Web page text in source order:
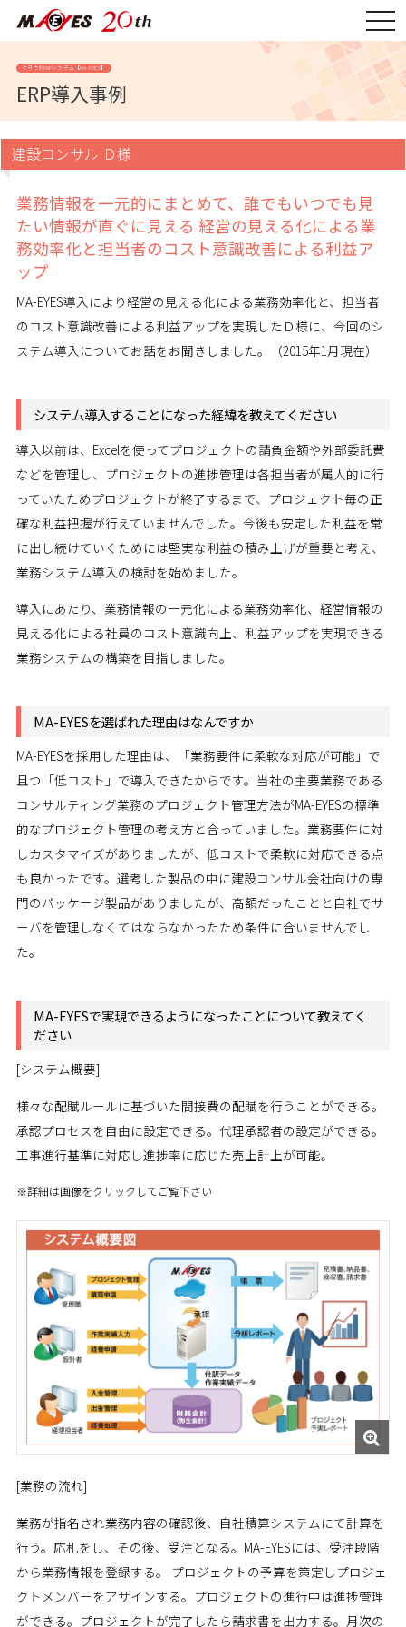
クラウドERPシステム【MA-EYES】
ERP導入事例
建設コンサル Ｄ様
業務情報を一元的にまとめて、誰でもいつでも見
たい情報が直ぐに見える 経営の見える化による業
務効率化と担当者のコスト意識改善による利益ア
ップ
MA-EYES導入により経営の見える化による業務効率化と、担当者
のコスト意識改善による利益アップを実現したＤ様に、今回のシ
ステム導入についてお話をお聞きしました。（2015年1月現在）
システム導入することになった経緯を教えてください
導入以前は、Excelを使ってプロジェクトの請負金額や外部委託費
などを管理し、プロジェクトの進捗管理は各担当者が属人的に行
っていたためプロジェクトが終了するまで、プロジェクト毎の正
確な利益把握が行えていませんでした。今後も安定した利益を常
に出し続けていくためには堅実な利益の積み上げが重要と考え、
業務システム導入の検討を始めました。
導入にあたり、業務情報の一元化による業務効率化、経営情報の
見える化による社員のコスト意識向上、利益アップを実現できる
業務システムの構築を目指しました。
MA-EYESを選ばれた理由はなんですか
MA-EYESを採用した理由は、「業務要件に柔軟な対応が可能」で
且つ「低コスト」で導入できたからです。当社の主要業務である
コンサルティング業務のプロジェクト管理方法がMA-EYESの標準
的なプロジェクト管理の考え方と合っていました。業務要件に対
しカスタマイズがありましたが、低コストで柔軟に対応できる点
も良かったです。選考した製品の中に建設コンサル会社向けの専
門のパッケージ製品がありましたが、高額だったことと自社でサ
ーバを管理しなくてはならなかったため条件に合いませんでし
た。
MA-EYESで実現できるようになったことについて教えてく
ださい
[システム概要]
様々な配賦ルールに基づいた間接費の配賦を行うことができる。
承認プロセスを自由に設定できる。代理承認者の設定ができる。
工事進行基準に対応し進捗率に応じた売上計上が可能。
※詳細は画像をクリックしてご覧下さい
[業務の流れ]
業務が指名され業務内容の確認後、自社積算システムにて計算を
行う。応札をし、その後、受注となる。MA-EYESには、受注段階
から業務情報を登録する。 プロジェクトの予算を策定しプロジェ
クトメンバーをアサインする。プロジェクトの進行中は進捗管理
ができる。プロジェクトが完了したら請求書を出力する。月次の